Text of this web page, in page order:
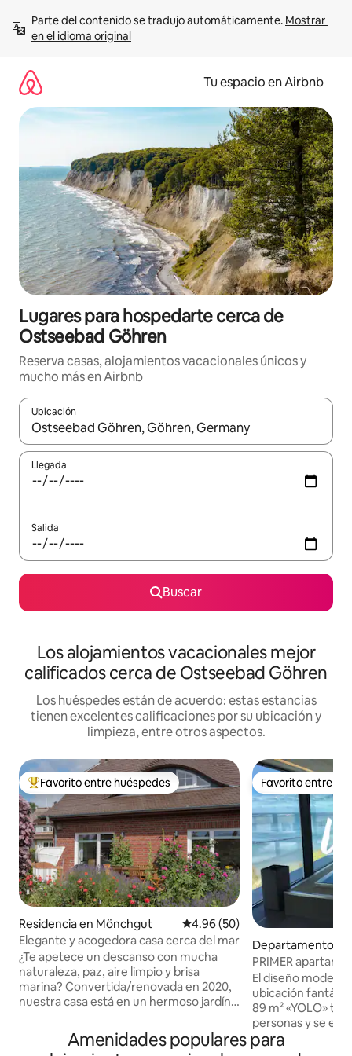
contenido
Parte del contenido se tradujo automáticamente. Mostrar
en el idioma original
Tu espacio en Airbnb
Lugares para hospedarte cerca de
Ostseebad Göhren
Reserva casas, alojamientos vacacionales únicos y
mucho más en Airbnb
Ubicación
Cuando los resultados estén disponibles, podrás navegar
Llegada
Salida
Buscar
Los alojamientos vacacionales mejor
calificados cerca de Ostseebad Göhren
Los huéspedes están de acuerdo: estas estancias
tienen excelentes calificaciones por su ubicación y
limpieza, entre otros aspectos.
De los mejores en Favorito entre huéspedes
Favorito entre huéspedes
Residencia en Mönchgut Calificación promedio: 4.96 de
4.96 (50)
Elegante y acogedora casa cerca del mar
¿Te apetece un descanso con mucha
naturaleza, paz, aire limpio y brisa
marina? Convertida/renovada en 2020,
nuestra casa está en un hermoso jardín.
chimenea se encuentran con el
minimalismo moderno. Situado en un
Favorito entre
Favorito entre
Departamento en
PRIMER
Sauna, piscina y
El diseño
ubicación
89 m² «YOLO»
personas y se
edificio de
que se inauguró en 2018. El
Amenidades populares para